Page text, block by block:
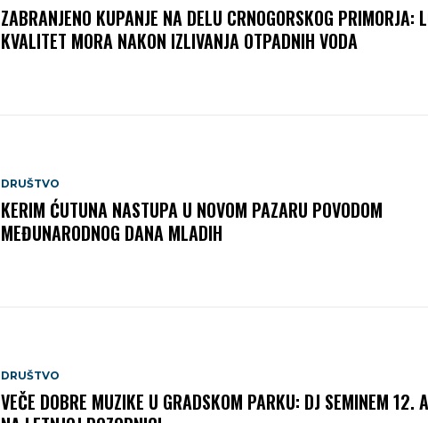
ZABRANJENO KUPANJE NA DELU CRNOGORSKOG PRIMORJA:
KVALITET MORA NAKON IZLIVANJA OTPADNIH VODA
DRUŠTVO
KERIM ĆUTUNA NASTUPA U NOVOM PAZARU POVODOM
MEĐUNARODNOG DANA MLADIH
DRUŠTVO
VEČE DOBRE MUZIKE U GRADSKOM PARKU: DJ SEMINEM 12.